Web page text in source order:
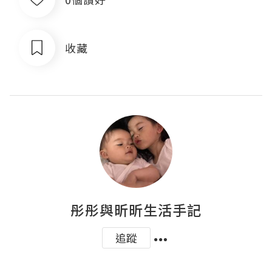
收藏
彤彤與昕昕生活手記
追蹤